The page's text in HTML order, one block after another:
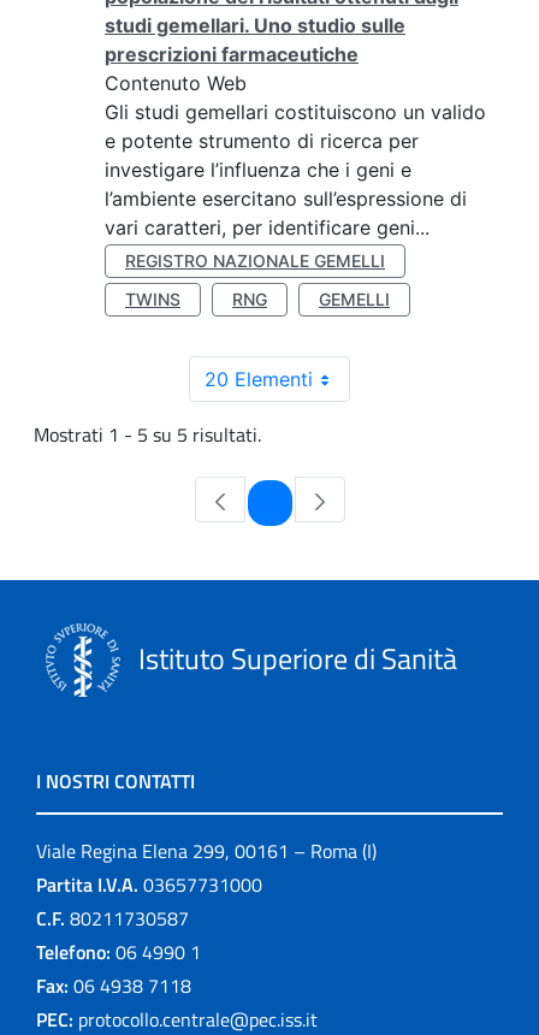
studi gemellari. Uno studio sulle
prescrizioni farmaceutiche
Contenuto Web
Gli studi gemellari costituiscono un valido
e potente strumento di ricerca per
investigare l’influenza che i geni e
l’ambiente esercitano sull’espressione di
vari caratteri, per identificare geni...
REGISTRO NAZIONALE GEMELLI
TWINS
RNG GEMELLI
20 Elementi
Mostrati 1 - 5 su 5 risultati.
Pagina
Istituto Superiore di Sanità
I NOSTRI CONTATTI
Viale Regina Elena 299, 00161 – Roma (I)
Partita I.V.A. 03657731000
C.F. 80211730587
Telefono: 06 4990 1
Fax: 06 4938 7118
PEC: protocollo.centrale@pec.iss.it